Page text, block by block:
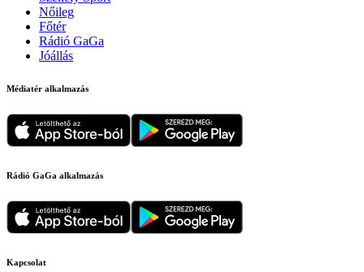
Nőileg
Főtér
Rádió GaGa
Jóállás
Médiatér alkalmazás
Rádió GaGa alkalmazás
Kapcsolat